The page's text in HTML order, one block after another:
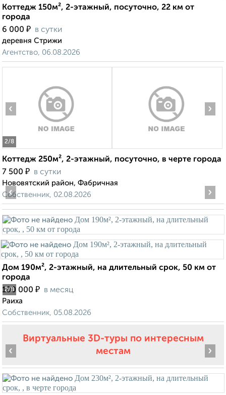
Коттедж 150м², 2-этажный, посуточно, 22 км от
города
6 000 ₽ в сутки
деревня Стрижи
Агентство, 06.08.2026
2/8
‹ ›
Коттедж 250м², 2-этажный, посуточно, в черте города
7 500 ₽ в сутки
Нововятский район, Фабричная
Собственник, 02.08.2026
2/8
‹ ›
Дом 190м², 2-этажный, на длительный срок, 50 км от
города
100 000 ₽ в месяц
Раиха
Собственник, 05.08.2026
Виртуальные 3D-туры по интересным
местам
‹ ›